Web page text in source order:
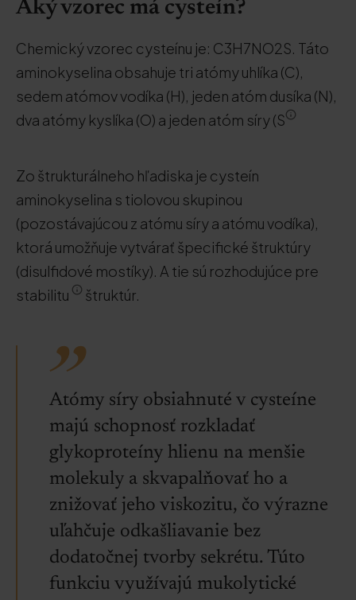
Aký vzorec má cysteín?
Chemický vzorec cysteínu je: C3H7NO2S. Táto
aminokyselina obsahuje tri atómy uhlíka (C),
sedem atómov vodíka (H), jeden atóm dusíka (N),
dva atómy kyslíka (O) a jeden atóm síry (S
Zo štrukturálneho hľadiska je cysteín
aminokyselina s tiolovou skupinou
(pozostávajúcou z atómu síry a atómu vodíka),
ktorá umožňuje vytvárať špecifické štruktúry
(disulfidové mostíky). A tie sú rozhodujúce pre
stabilitu
štruktúr.
Atómy síry obsiahnuté v cysteíne
majú schopnosť rozkladať
glykoproteíny hlienu na menšie
molekuly a skvapalňovať ho a
znižovať jeho viskozitu, čo výrazne
uľahčuje odkašliavanie bez
dodatočnej tvorby sekrétu. Túto
funkciu využívajú mukolytické